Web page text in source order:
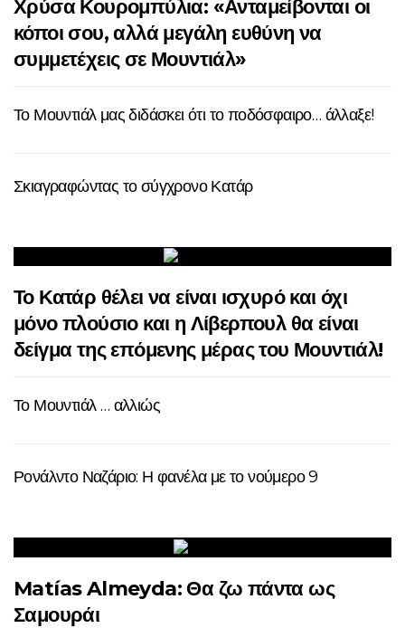
Χρύσα Κουρομπύλια: «Ανταμείβονται οι
κόποι σου, αλλά μεγάλη ευθύνη να
συμμετέχεις σε Μουντιάλ»
Το Μουντιάλ μας διδάσκει ότι το ποδόσφαιρο… άλλαξε!
Σκιαγραφώντας το σύγχρονο Κατάρ
Το Κατάρ θέλει να είναι ισχυρό και όχι
μόνο πλούσιο και η Λίβερπουλ θα είναι
δείγμα της επόμενης μέρας του Μουντιάλ!
Το Μουντιάλ … αλλιώς
Ρονάλντο Ναζάριο: Η φανέλα με το νούμερο 9
Matías Almeyda: Θα ζω πάντα ως
Σαμουράι